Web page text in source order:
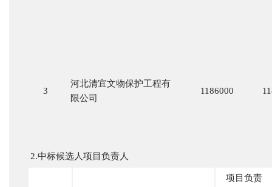
3
河北清宜文物保护工程有
限公司
1186000
2.中标候选人项目负责人
项目负责